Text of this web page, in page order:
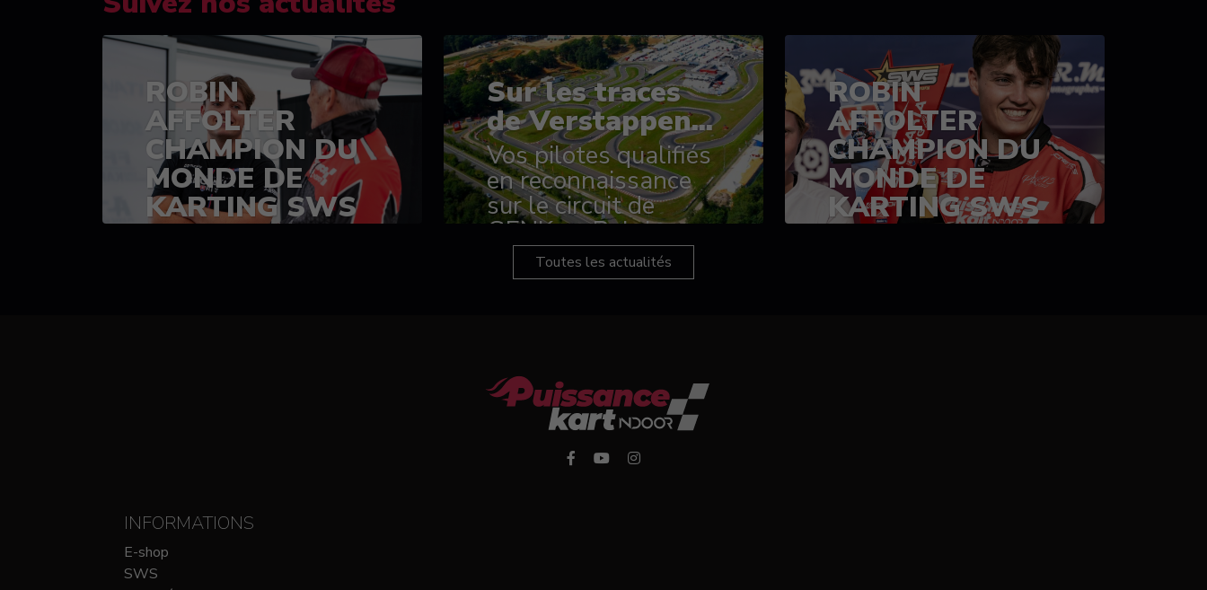
ROBIN
AFFOLTER
CHAMPION DU
MONDE DE
KARTING SWS
(SPRINT)
Sur les traces
de Verstappen...
Vos pilotes qualifiés
en reconnaissance
sur le circuit de
GENK en Belgique
ROBIN
AFFOLTER
CHAMPION DU
MONDE DE
KARTING SWS
Toutes les actualités
INFORMATIONS
E-shop
SWS